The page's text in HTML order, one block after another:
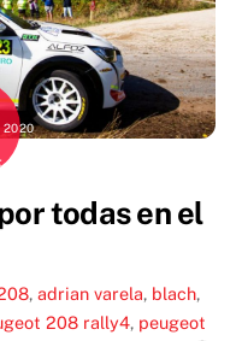
2020
todas en el
,adrian varela, blach,
208 rally4, peugeot